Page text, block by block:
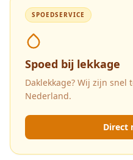
SPOEDSERVICE
Spoed bij lekkage
Daklekkage? Wij zijn snel
Nederland.
Direct